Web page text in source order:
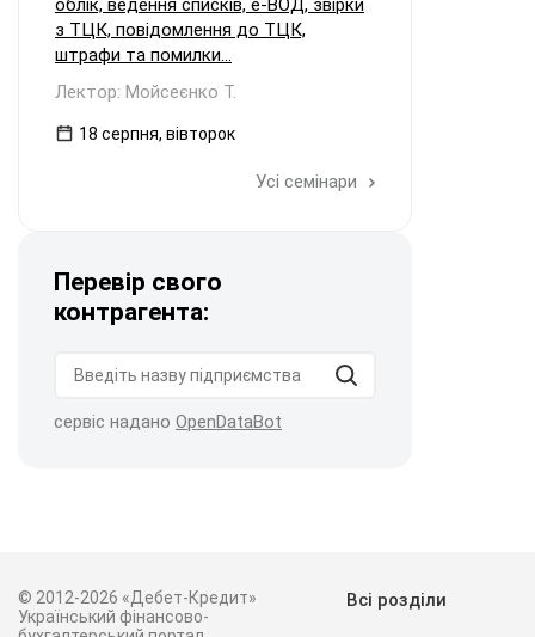
облік, ведення списків, е-ВОД, звірки
з ТЦК, повідомлення до ТЦК,
штрафи та помилки...
Лектор: Мойсеєнко Т.
18 серпня, вівторок
Усі семінари
Перевір свого
контрагента:
сервіс надано OpenDataBot
© 2012-2026 «Дебет-Кредит»
Український фінансово-
Всі розділи